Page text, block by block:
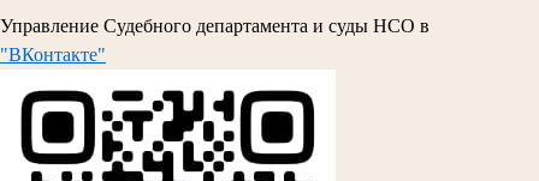
Управление Судебного департамента и суды НСО в
"ВКонтакте"